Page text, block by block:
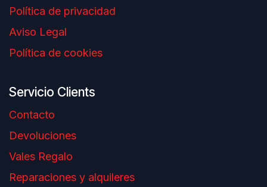
Política de privacidad
Aviso Legal
Política de cookies
Servicio Clients
Contacto
Devoluciones
Vales Regalo
Reparaciones y alquileres